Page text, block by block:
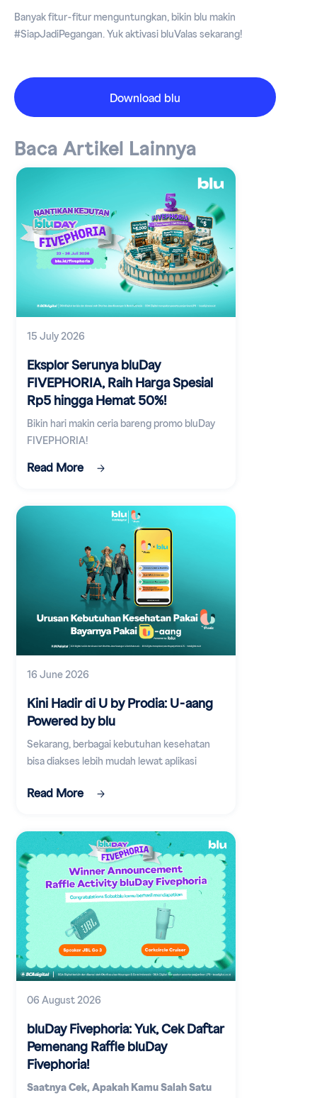
Banyak fitur-fitur menguntungkan, bikin blu makin
#SiapJadiPegangan. Yuk aktivasi bluValas sekarang!
Download blu
Baca Artikel Lainnya
15 July 2026
Eksplor Serunya bluDay
FIVEPHORIA, Raih Harga Spesial
Rp5 hingga Hemat 50%!
Bikin hari makin ceria bareng promo bluDay
FIVEPHORIA!
Read More
16 June 2026
Kini Hadir di U by Prodia: U-aang
Powered by blu
Sekarang, berbagai kebutuhan kesehatan
bisa diakses lebih mudah lewat aplikasi
Read More
06 August 2026
bluDay Fivephoria: Yuk, Cek Daftar
Pemenang Raffle bluDay
Fivephoria!
Saatnya Cek, Apakah Kamu Salah Satu